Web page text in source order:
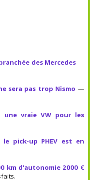
des Mercedes —
sera pas trop Nismo —
une vraie VW pour les
le pick-up PHEV est en
km d'autonomie 2000 €